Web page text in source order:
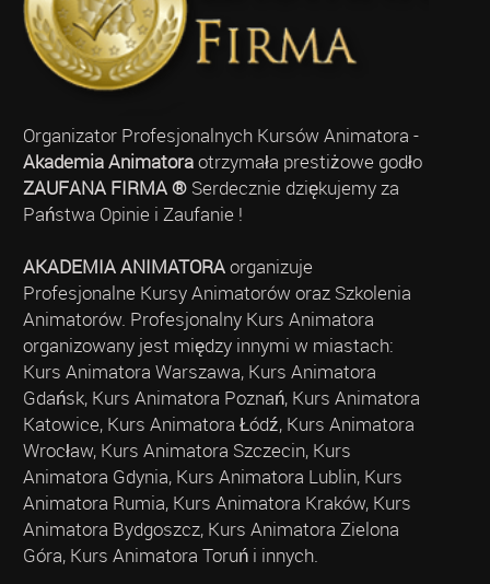
Organizator Profesjonalnych Kursów Animatora -
Akademia Animatoraotrzymała prestiżowe godło
ZAUFANA FIRMA ®Serdecznie dziękujemy za
Państwa Opinie i Zaufanie !
AKADEMIA ANIMATORAorganizuje
Profesjonalne Kursy Animatorów oraz Szkolenia
Animatorów. Profesjonalny Kurs Animatora
organizowany jest między innymi w miastach:
Kurs Animatora Warszawa, Kurs Animatora
Gdańsk, Kurs Animatora Poznań, Kurs Animatora
Katowice, Kurs Animatora Łódź, Kurs Animatora
Wrocław, Kurs Animatora Szczecin, Kurs
Animatora Gdynia, Kurs Animatora Lublin, Kurs
Animatora Rumia, Kurs Animatora Kraków, Kurs
Animatora Bydgoszcz, Kurs Animatora Zielona
Góra, Kurs Animatora Toruń i innych.